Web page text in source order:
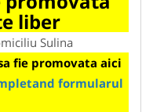
liber
Sulina
fie promovata aici
formularul